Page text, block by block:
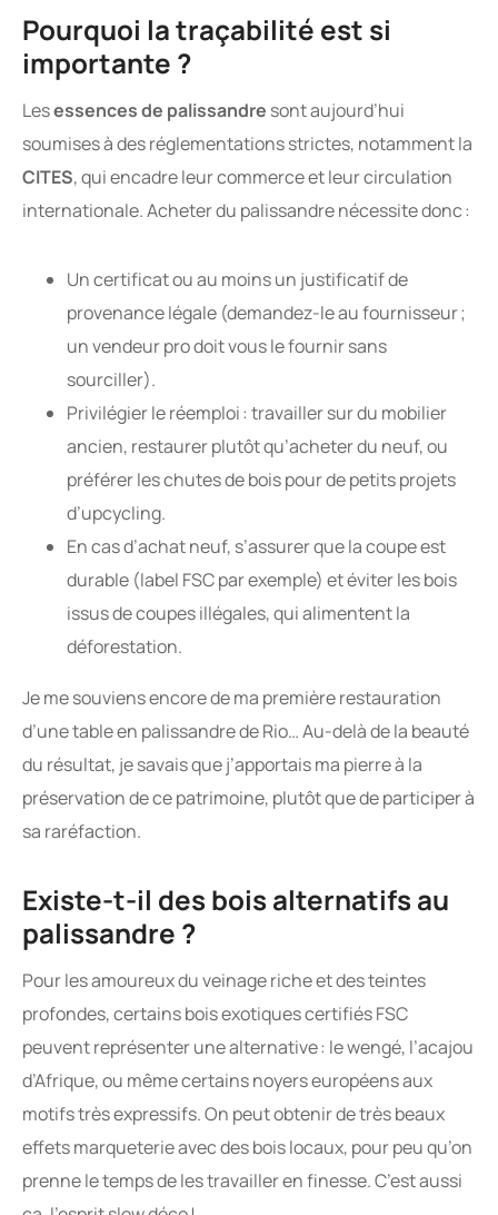
Pourquoi la traçabilité est si
importante ?
Lesessences de palissandre sont aujourd’hui
soumises à des réglementations strictes, notamment la
CITES, qui encadre leur commerce et leur circulation
internationale. Acheter du palissandre nécessite donc :
Un certificat ou au moins un justificatif de
provenance légale (demandez-le au fournisseur ;
un vendeur pro doit vous le fournir sans
sourciller).
Privilégier le réemploi : travailler sur du mobilier
ancien, restaurer plutôt qu’acheter du neuf, ou
préférer les chutes de bois pour de petits projets
d’upcycling.
En cas d’achat neuf, s’assurer que la coupe est
durable (label FSC par exemple) et éviter les bois
issus de coupes illégales, qui alimentent la
déforestation.
Je me souviens encore de ma première restauration
d’une table en palissandre de Rio… Au-delà de la beauté
du résultat, je savais que j’apportais ma pierre à la
préservation de ce patrimoine, plutôt que de participer à
sa raréfaction.
Existe-t-il des bois alternatifs au
palissandre ?
Pour les amoureux du veinage riche et des teintes
profondes, certains bois exotiques certifiés FSC
peuvent représenter une alternative : le wengé, l’acajou
d’Afrique, ou même certains noyers européens aux
motifs très expressifs. On peut obtenir de très beaux
effets marqueterie avec des bois locaux, pour peu qu’on
prenne le temps de les travailler en finesse. C’est aussi